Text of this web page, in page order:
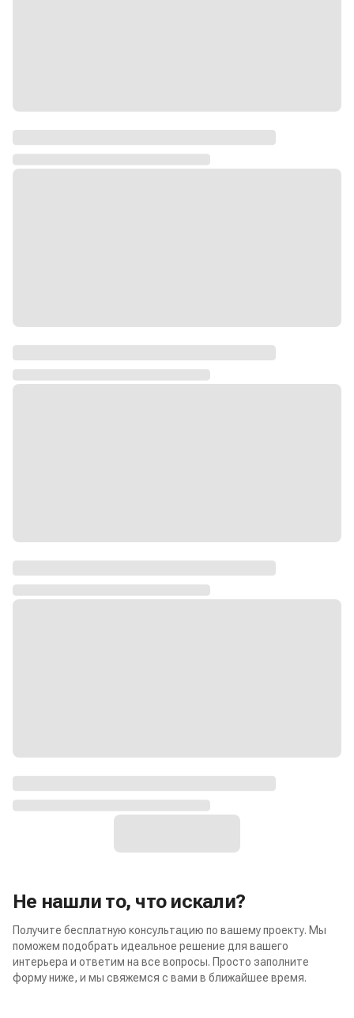
Не нашли то, что искали?
Получите бесплатную консультацию по вашему проекту. Мы
поможем подобрать идеальное решение для вашего
интерьера и ответим на все вопросы. Просто заполните
форму ниже, и мы свяжемся с вами в ближайшее время.